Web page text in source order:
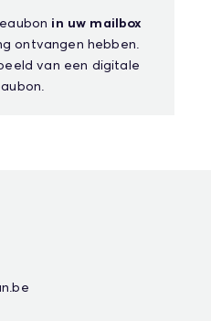
in uw mailbox
ontvangen hebben.
van een digitale